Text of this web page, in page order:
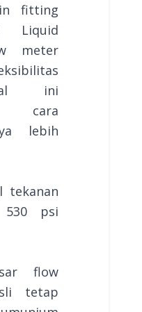
fitting
Liquid
meter
ini
cara
lebih
tekanan
psi
flow
tetap